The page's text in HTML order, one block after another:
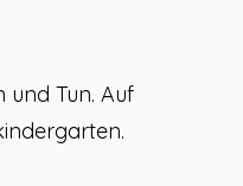
Tun. Auf